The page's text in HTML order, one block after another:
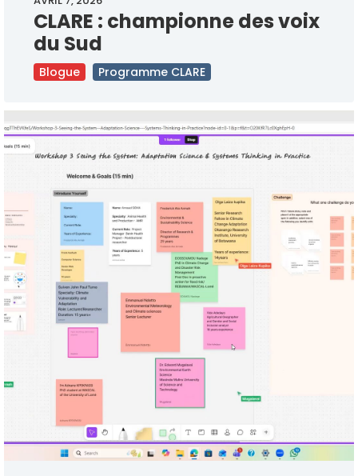
CLARE : championne des voix
du Sud
Blogue Programme CLARE